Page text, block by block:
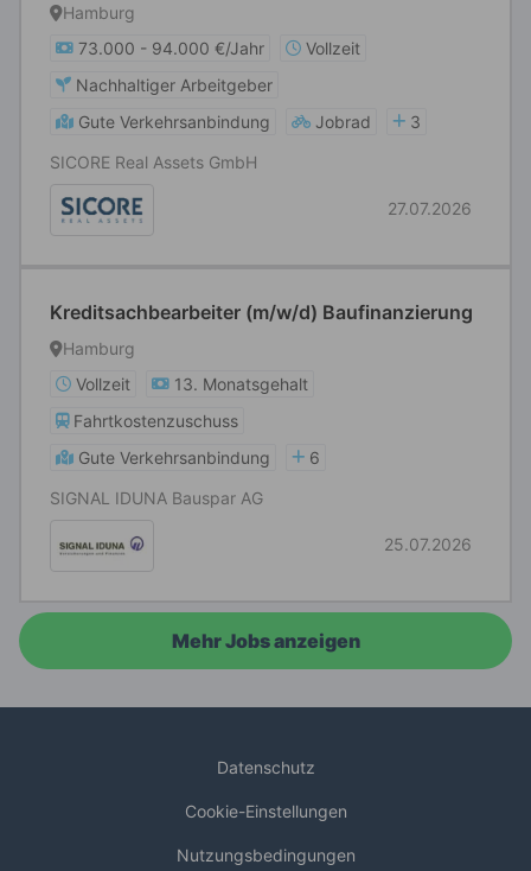
Hamburg
73.000 - 94.000 €/Jahr
Vollzeit
Nachhaltiger Arbeitgeber
Gute Verkehrsanbindung
Jobrad
3
SICORE Real Assets GmbH
27.07.2026
Kreditsachbearbeiter (m/w/d) Baufinanzierung
Hamburg
Vollzeit
13. Monatsgehalt
Fahrtkostenzuschuss
Gute Verkehrsanbindung
6
SIGNAL IDUNA Bauspar AG
25.07.2026
Mehr Jobs anzeigen
Datenschutz
Cookie-Einstellungen
Nutzungsbedingungen